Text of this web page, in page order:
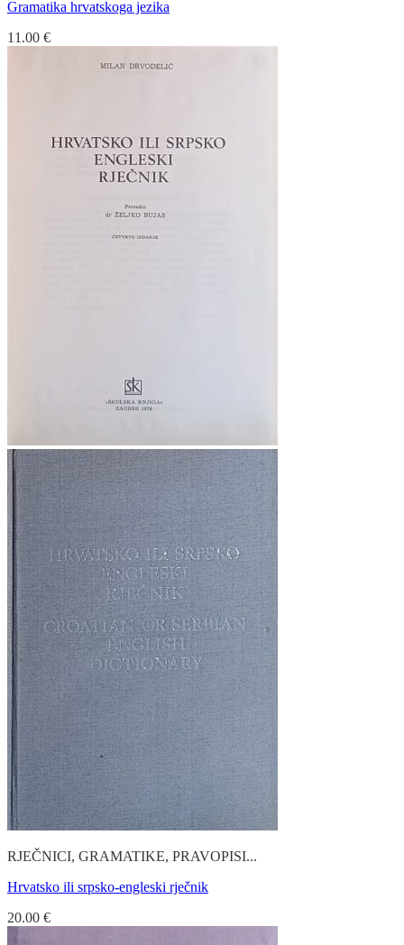
Gramatika hrvatskoga jezika
11.00 €
RJEČNICI, GRAMATIKE, PRAVOPISI...
Hrvatsko ili srpsko-engleski rječnik
20.00 €